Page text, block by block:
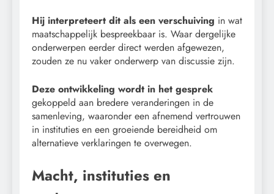
Hij interpreteert dit als een verschuiving in wat
maatschappelijk bespreekbaar is. Waar dergelijke
onderwerpen eerder direct werden afgewezen,
zouden ze nu vaker onderwerp van discussie zijn.
Deze ontwikkeling wordt in het gesprek
gekoppeld aan bredere veranderingen in de
samenleving, waaronder een afnemend vertrouwen
in instituties en een groeiende bereidheid om
alternatieve verklaringen te overwegen.
Macht, instituties en